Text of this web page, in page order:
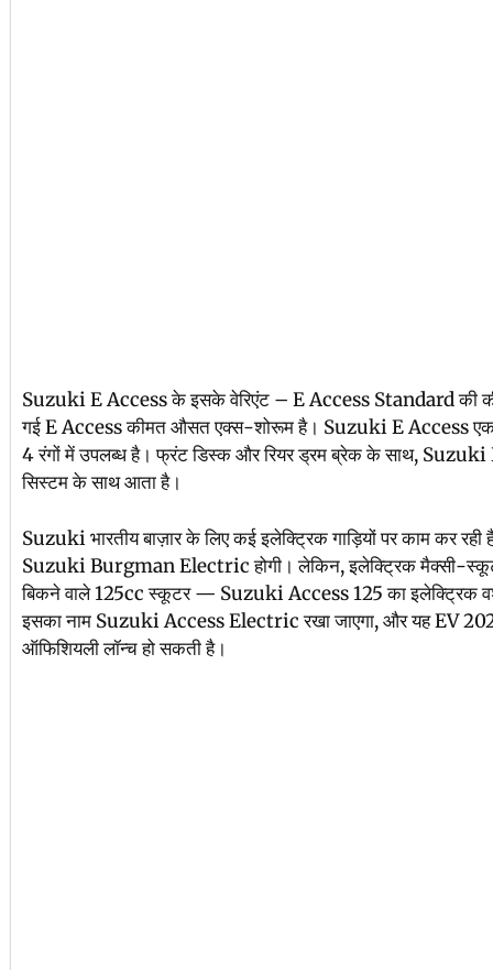
Suzuki E Access के इसके वेरिएंट – E Access Standard की
गई E Access कीमत औसत एक्स-शोरूम है। Suzuki E Access एक
4 रंगों में उपलब्ध है। फ्रंट डिस्क और रियर ड्रम ब्रेक के साथ, Suzuki
सिस्टम के साथ आता है।
Suzuki भारतीय बाज़ार के लिए कई इलेक्ट्रिक गाड़ियों पर काम कर रही
Suzuki Burgman Electric होगी। लेकिन, इलेक्ट्रिक मैक्सी-
बिकने वाले 125cc स्कूटर — Suzuki Access 125 का इलेक्ट्रिक
इसका नाम Suzuki Access Electric रखा जाएगा, और यह EV
ऑफिशियली लॉन्च हो सकती है।